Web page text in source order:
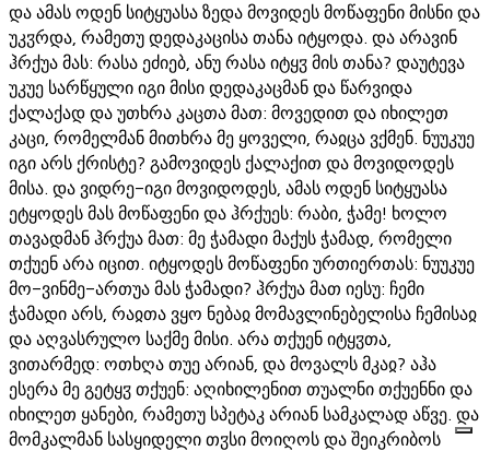
და ამას ოდენ სიტყუასა ზედა მოვიდეს მოწაფენი მისნი და
უკჳრდა, რამეთუ დედაკაცისა თანა იტყოდა. და არავინ
ჰრქუა მას: რასა ეძიებ, ანუ რასა იტყჳ მის თანა? დაუტევა
უკუე სარწყული იგი მისი დედაკაცმან და წარვიდა
ქალაქად და უთხრა კაცთა მათ: მოვედით და იხილეთ
კაცი, რომელმან მითხრა მე ყოველი, რაჲცა ვქმენ. ნუუკუე
იგი არს ქრისტე? გამოვიდეს ქალაქით და მოვიდოდეს
მისა. და ვიდრე-იგი მოვიდოდეს, ამას ოდენ სიტყუასა
ეტყოდეს მას მოწაფენი და ჰრქუეს: რაბი, ჭამე! ხოლო
თავადმან ჰრქუა მათ: მე ჭამადი მაქუს ჭამად, რომელი
თქუენ არა იცით. იტყოდეს მოწაფენი ურთიერთას: ნუუკუე
მო-ვინმე-ართუა მას ჭამადი? ჰრქუა მათ იესუ: ჩემი
ჭამადი არს, რაჲთა ვყო ნებაჲ მომავლინებელისა ჩემისაჲ
და აღვასრულო საქმე მისი. არა თქუენ იტყჳთა,
ვითარმედ: ოთხღა თუე არიან, და მოვალს მკაჲ? აჰა
ესერა მე გეტყჳ თქუენ: აღიხილენით თუალნი თქუენნი და
იხილეთ ყანები, რამეთუ სპეტაკ არიან სამკალად აწვე. და
მომკალმან სასყიდელი თჳსი მოიღოს და შეიკრიბოს